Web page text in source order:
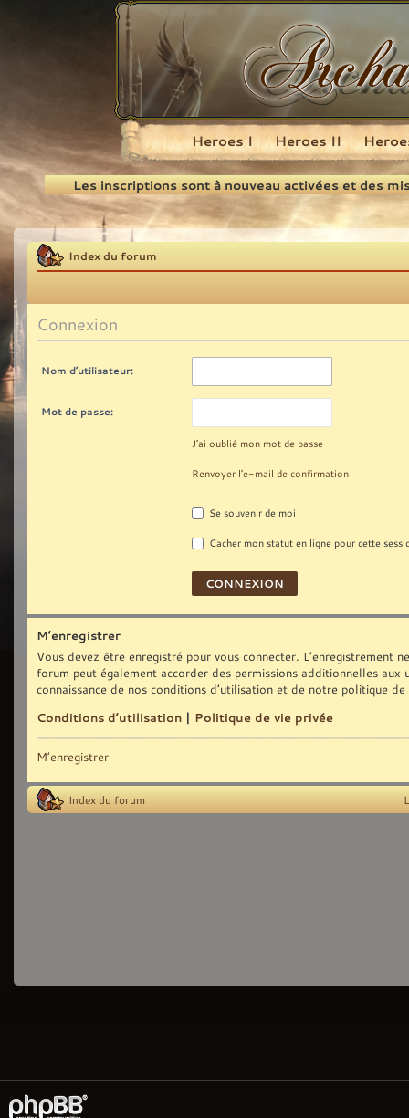
Recherche
Heroes I Heroes II
Les inscriptions sont à nouveau activées et des
Index du forum
Connexion
Nom d’utilisateur:
Mot de passe:
J’ai oublié mon mot de passe
Renvoyer l’e-mail de confirmation
Se souvenir de moi
Cacher mon statut en ligne pour cette
M’enregistrer
Vous devez être enregistré pour vous connecter. L’enregistrement
forum peut également accorder des permissions additionnelles
connaissance de nos conditions d’utilisation et de notre politique
Conditions d’utilisation | Politique de vie privée
M’enregistrer
Index du forum